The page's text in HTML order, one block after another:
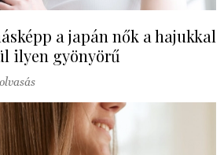
a japán nők a hajukkal
ilyen gyönyörű